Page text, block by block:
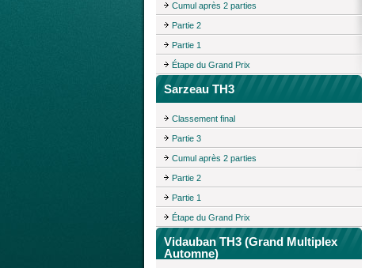
Cumul après 2 parties
Partie 2
Partie 1
Étape du Grand Prix
Sarzeau TH3
Classement final
Partie 3
Cumul après 2 parties
Partie 2
Partie 1
Étape du Grand Prix
Vidauban TH3 (Grand Multiplex
Automne)